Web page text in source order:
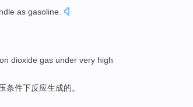
as gasoline
dioxide gas under very high
条件下反应生成的。